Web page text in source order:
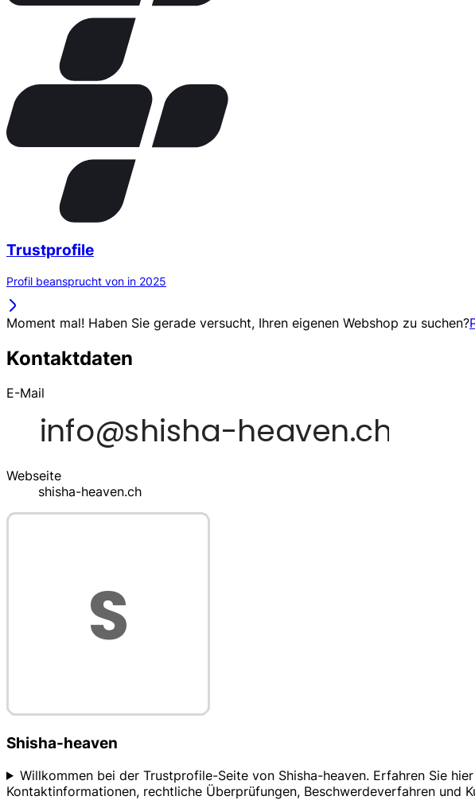
Trustprofile
Profil beansprucht von in 2025
Moment mal! Haben Sie gerade versucht, Ihren eigenen Webshop zu suchen?
Kontaktdaten
E-Mail
Webseite
shisha-heaven.ch
Shisha-heaven
Willkommen bei der Trustprofile-Seite von Shisha-heaven. Erfahren Sie
Kontaktinformationen, rechtliche Überprüfungen, Beschwerdeverfahren und